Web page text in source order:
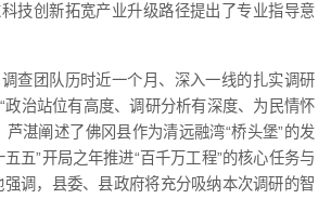
技创新拓宽产业升级路径提出了专业指导意
查团队历时近一个月、深入一线的扎实调研
政治站位有高度、调研分析有深度、为民情怀
芦湛阐述了佛冈县作为清远融湾“桥头堡”的发
五”开局之年推进“百千万工程”的核心任务与
调，县委、县政府将充分吸纳本次调研的智